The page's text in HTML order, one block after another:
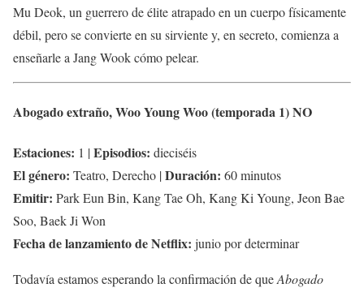
Mu Deok, un guerrero de élite atrapado en un cuerpo físicamente
débil, pero se convierte en su sirviente y, en secreto, comienza a
enseñarle a Jang Wook cómo pelear.
Abogado extraño, Woo Young Woo (temporada 1)NO
Estaciones: 1 |Episodios: dieciséis
El género: Teatro, Derecho |Duración: 60 minutos
Emitir: Park Eun Bin, Kang Tae Oh, Kang Ki Young, Jeon Bae
Soo, Baek Ji Won
Fecha de lanzamiento de Netflix: junio por determinar
Todavía estamos esperando la confirmación de queAbogado